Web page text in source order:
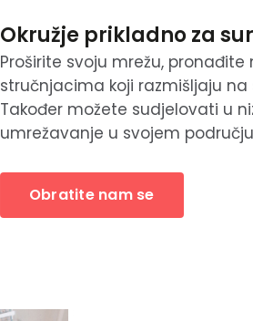
Okružje prikladno za
Proširite svoju mrežu,
stručnjacima koji razmišljaju
Također možete sudjelovati u
umrežavanje u svojem
Obratite nam se